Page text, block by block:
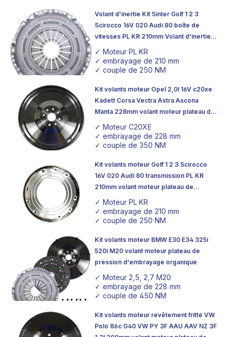
Volant d'inertie Kit Sinter Golf 1 2 3
Scirocco 16V 020 Audi 80 boîte de
vitesses PL KR 210mm Volant d'inertie
Embrayage Plateau de pression
✓ Moteur PL KR
✓ embrayage de 210 mm
✓ couple de 250 NM
Kit volants moteur Opel 2,0l 16V c20xe
Kadett Corsa Vectra Astra Ascona
Manta 228mm volant moteur plateau de
pression d'embrayage organique
✓ Moteur C20XE
✓ embrayage de 228 mm
✓ couple de 350 NM
Kit volants moteur Golf 1 2 3 Scirocco
16V 020 Audi 80 transmission PL KR
210mm volant moteur plateau de
pression d'embrayage organique
✓ Moteur PL KR
✓ embrayage de 210 mm
✓ couple de 250 NM
Kit volants moteur BMW E30 E34 325i
520i M20 volant moteur plateau de
pression d'embrayage organique
✓ Moteur 2,5, 2,7 M20
✓ embrayage de 228 mm
✓ couple de 450 NM
Kit volants moteur revêtement fritté VW
Polo 86c G40 VW PY 3F AAU AAV NZ 3F